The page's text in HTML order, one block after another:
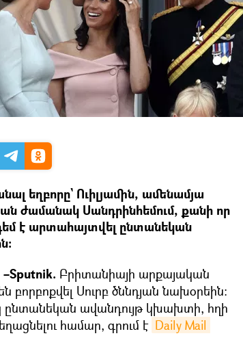
եղբորը` Ուիլյամին, ամենամյա
ժամանակ Սանդրինհեմում, քանի որ
է արտահայտվել ընտանեկան
Բրիտանիայի արքայական
բորբոքվել Սուրբ ծննդյան նախօրեին։
ընտանեկան ավանդույթ կխախտի, հղի
համար, գրում է Daily Mail